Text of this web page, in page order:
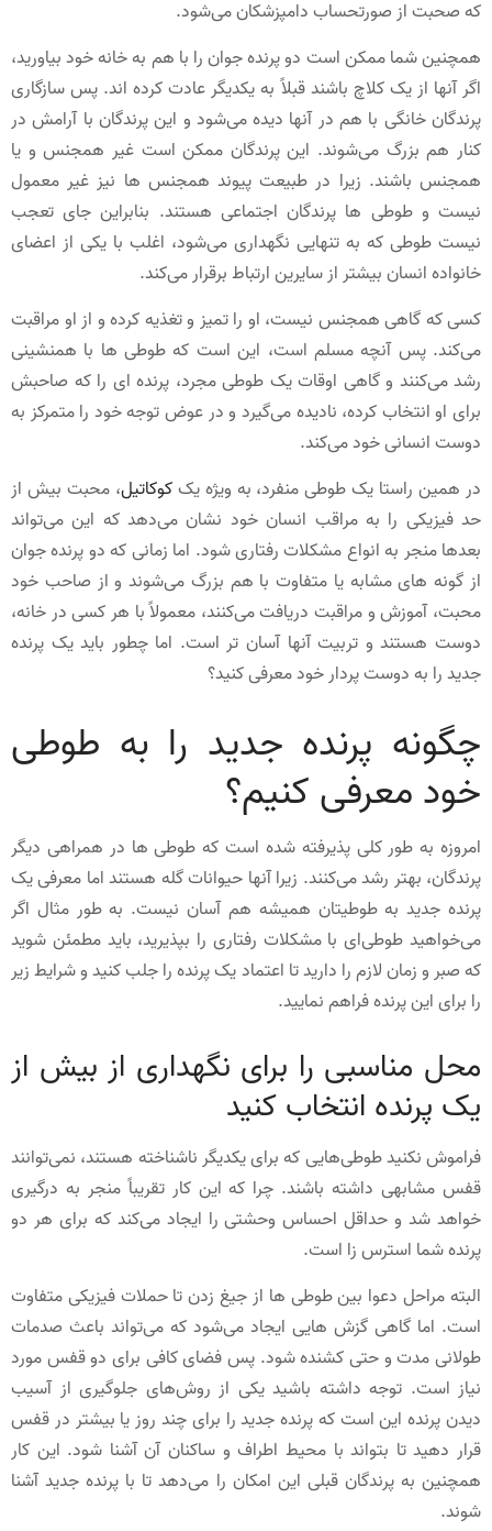
که صحبت از صورتحساب دامپزشکان می‌شود.
همچنین شما ممکن است دو پرنده جوان را با هم به خانه خود بیاورید،
اگر آنها از یک کلاچ باشند قبلاً به یکدیگر عادت کرده اند. پس سازگاری
پرندگان خانگی با هم در آنها دیده می‌شود و این پرندگان با آرامش در
کنار هم بزرگ می‌شوند. این پرندگان ممکن است غیر همجنس و یا
همجنس باشند. زیرا در طبیعت پیوند همجنس ها نیز غیر معمول
نیست و طوطی ها پرندگان اجتماعی هستند. بنابراین جای تعجب
نیست طوطی که به تنهایی نگهداری می‌شود، اغلب با یکی از اعضای
خانواده انسان بیشتر از سایرین ارتباط برقرار می‌کند.
کسی که گاهی همجنس نیست، او را تمیز و تغذیه کرده و از او مراقبت
می‌کند. پس آنچه مسلم است، این است که طوطی ها با همنشینی
رشد می‌کنند و گاهی اوقات یک طوطی مجرد، پرنده ای را که صاحبش
برای او انتخاب کرده، نادیده می‌گیرد و در عوض توجه خود را متمرکز به
دوست انسانی خود می‌کند.
در همین راستا یک طوطی منفرد، به ویژه یککوکاتیل، محبت بیش از
حد فیزیکی را به مراقب انسان خود نشان می‌دهد که این می‌تواند
بعدها منجر به انواع مشکلات رفتاری شود. اما زمانی که دو پرنده جوان
از گونه های مشابه یا متفاوت با هم بزرگ می‌شوند و از صاحب خود
محبت، آموزش و مراقبت دریافت می‌کنند، معمولاً با هر کسی در خانه،
دوست هستند و تربیت آنها آسان تر است. اما چطور باید یک پرنده
جدید را به دوست پردار خود معرفی کنید؟
چگونه پرنده جدید را به طوطی
خود معرفی کنیم؟
امروزه به طور کلی پذیرفته شده است که طوطی ها در همراهی دیگر
پرندگان، بهتر رشد می‌کنند. زیرا آنها حیوانات گله هستند اما معرفی یک
پرنده جدید به طوطیتان همیشه هم آسان نیست. به طور مثال اگر
می‌خواهید طوطی‌ای با مشکلات رفتاری را بپذیرید، باید مطمئن شوید
که صبر و زمان لازم را دارید تا اعتماد یک پرنده را جلب کنید و شرایط زیر
را برای این پرنده فراهم نمایید.
محل مناسبی را برای نگهداری از بیش از
یک پرنده انتخاب کنید
فراموش نکنید طوطی‌هایی که برای یکدیگر ناشناخته هستند، نمی‌توانند
قفس مشابهی داشته باشند. چرا که این کار تقریباً منجر به درگیری
خواهد شد و حداقل احساس وحشتی را ایجاد می‌کند که برای هر دو
پرنده شما استرس زا است.
البته مراحل دعوا بین طوطی ها از جیغ زدن تا حملات فیزیکی متفاوت
است. اما گاهی گزش هایی ایجاد می‌شود که می‌تواند باعث صدمات
طولانی مدت و حتی کشنده شود. پس فضای کافی برای دو قفس مورد
نیاز است. توجه داشته باشید یکی از روش‌های جلوگیری از آسیب
دیدن پرنده این است که پرنده جدید را برای چند روز یا بیشتر در قفس
قرار دهید تا بتواند با محیط اطراف و ساکنان آن آشنا شود. این کار
همچنین به پرندگان قبلی این امکان را می‌دهد تا با پرنده جدید آشنا
شوند.